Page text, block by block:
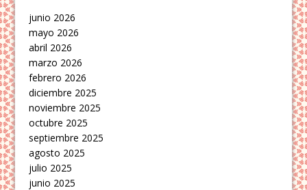
junio 2026
mayo 2026
abril 2026
marzo 2026
febrero 2026
diciembre 2025
noviembre 2025
octubre 2025
septiembre 2025
agosto 2025
julio 2025
junio 2025